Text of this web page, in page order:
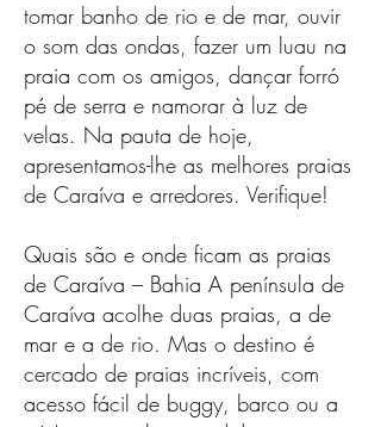
tomar banho de rio e de mar, ouvir
o som das ondas, fazer um luau na
praia com os amigos, dançar forró
pé de serra e namorar à luz de
velas. Na pauta de hoje,
apresentamos-lhe as melhores praias
de Caraíva e arredores. Verifique!
Quais são e onde ficam as praias
de Caraíva – Bahia A península de
Caraíva acolhe duas praias, a de
mar e a de rio. Mas o destino é
cercado de praias incríveis, com
acesso fácil de buggy, barco ou a